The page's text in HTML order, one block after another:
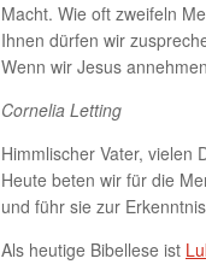
Macht. Wie oft zweifeln
Ihnen dürfen wir
Wenn wir Jesus
Cornelia Letting
Himmlischer Vater, vielen
Heute beten wir für die
und führ sie zur
Als heutige Bibellese ist